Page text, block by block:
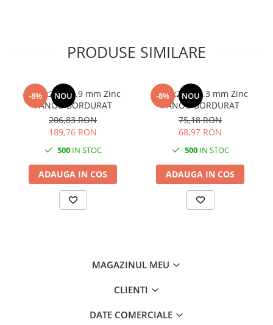
PRODUSE SIMILARE
-8% NOU
2000x2500 4.9 mm Zinc
PANOU BORDURAT
206,83 RON
189,76 RON
500IN STOC
ADAUGA IN COS
-8% NOU
1500x2500 3.3 mm Zinc
PANOU BORDURAT
75,18 RON
68,97 RON
500IN STOC
ADAUGA IN COS
MAGAZINUL MEU
CLIENTI
DATE COMERCIALE